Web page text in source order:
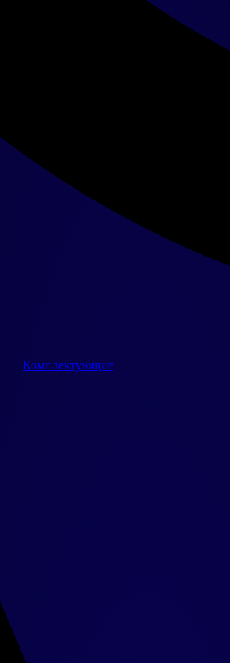
Комплектующие